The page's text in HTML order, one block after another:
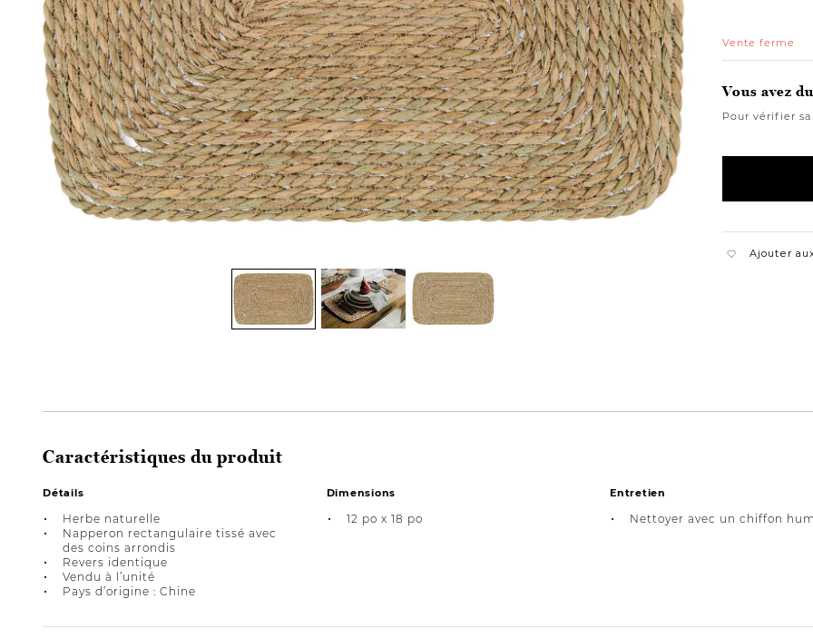
Vente ferme
Vous avez
Pour vérifier
Ajouter
Caractéristiques du produit
Détails
Herbe naturelle
Napperon rectangulaire tissé avec
des coins arrondis
Revers identique
Vendu à l’unité
Pays d’origine : Chine
Dimensions
12 po x 18 po
Entretien
Nettoyer avec un chiffon